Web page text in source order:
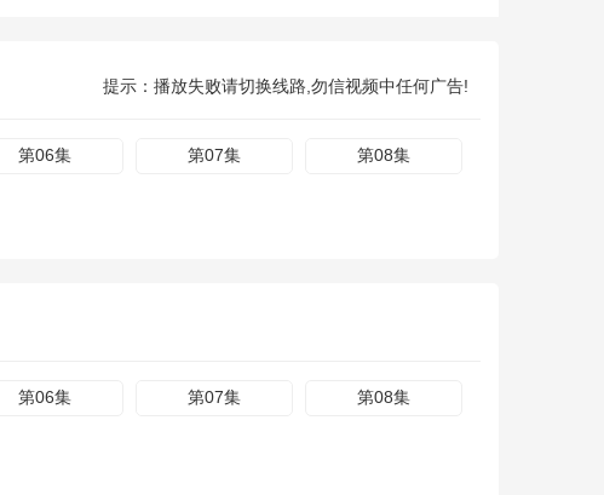
提示：播放失败请切换线路,勿信视频中任何广告!
第06集 第07集 第08集
第06集 第07集 第08集